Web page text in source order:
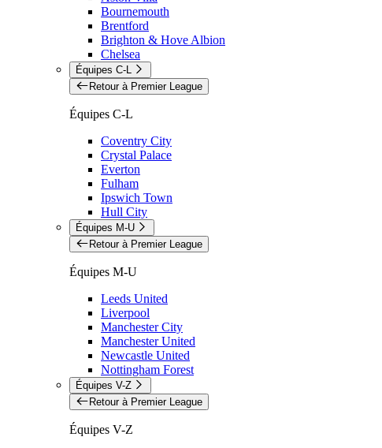
Bournemouth
Brentford
Brighton & Hove Albion
Chelsea
Équipes C-L
Retour à Premier League
Équipes C-L
Coventry City
Crystal Palace
Everton
Fulham
Ipswich Town
Hull City
Équipes M-U
Retour à Premier League
Équipes M-U
Leeds United
Liverpool
Manchester City
Manchester United
Newcastle United
Nottingham Forest
Équipes V-Z
Retour à Premier League
Équipes V-Z